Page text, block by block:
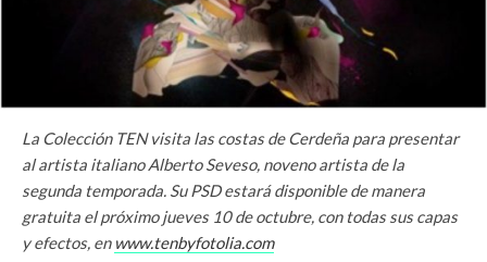
La Colección TEN visita las costas de Cerdeña para presentar
al artista italiano Alberto Seveso, noveno artista de la
segunda temporada. Su PSD estará disponible de manera
gratuita el próximo jueves 10 de octubre, con todas sus capas
y efectos, en www.tenbyfotolia.com